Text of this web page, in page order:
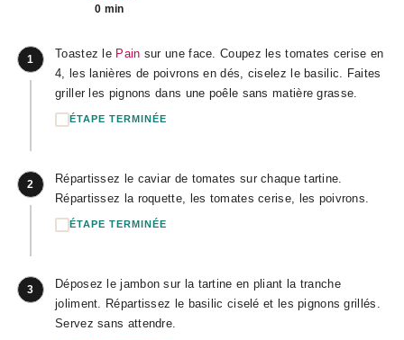
0 min
1 Toastez le Pain sur une face. Coupez les tomates cerise en
4, les lanières de poivrons en dés, ciselez le basilic. Faites
griller les pignons dans une poêle sans matière grasse.
ÉTAPE TERMINÉE
2
Répartissez le caviar de tomates sur chaque tartine.
Répartissez la roquette, les tomates cerise, les poivrons.
ÉTAPE TERMINÉE
3
Déposez le jambon sur la tartine en pliant la tranche
joliment. Répartissez le basilic ciselé et les pignons grillés.
Servez sans attendre.